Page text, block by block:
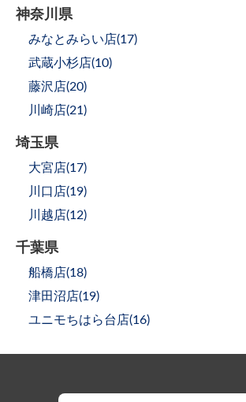
神奈川県
みなとみらい店(17)
武蔵小杉店(10)
藤沢店(20)
川崎店(21 )
埼玉県
大宮店(17)
川口店(19)
川越店(12)
千葉県
船橋店(18)
津田沼店(19)
ユニモちはら台店(16)